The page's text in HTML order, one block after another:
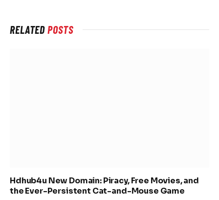
RELATEDPOSTS
Hdhub4u New Domain: Piracy, Free Movies, and
the Ever-Persistent Cat-and-Mouse Game